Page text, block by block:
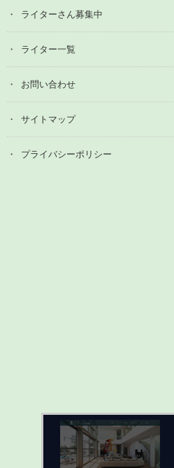
ライターさん募集中
ライター一覧
お問い合わせ
サイトマップ
プライバシーポリシー